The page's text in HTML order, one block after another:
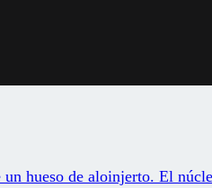
hueso de aloinjerto. El